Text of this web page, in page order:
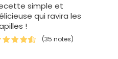
simple et
qui ravira les
!
(35 notes)